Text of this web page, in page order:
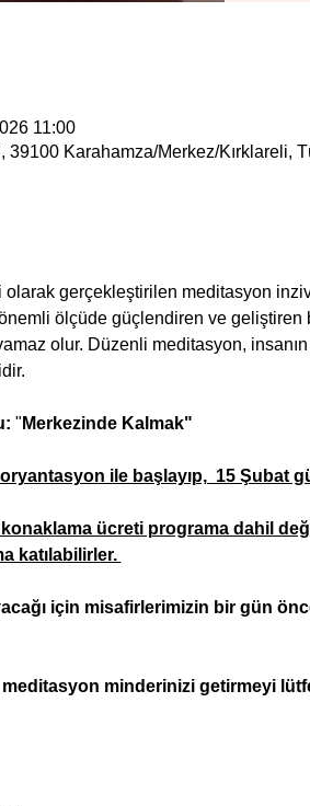
11:00
39100 Karahamza/Merkez/Kırklareli,
gerçekleştirilen meditasyon
önemli ölçüde güçlendiren ve
olur. Düzenli meditasyon,
" Merkezinde Kalmak"
ile başlayıp,  15 Şubat
ücreti programa dahil
katılabilirler.
için misafirlerimizin bir gün
meditasyon minderinizi getirmeyi